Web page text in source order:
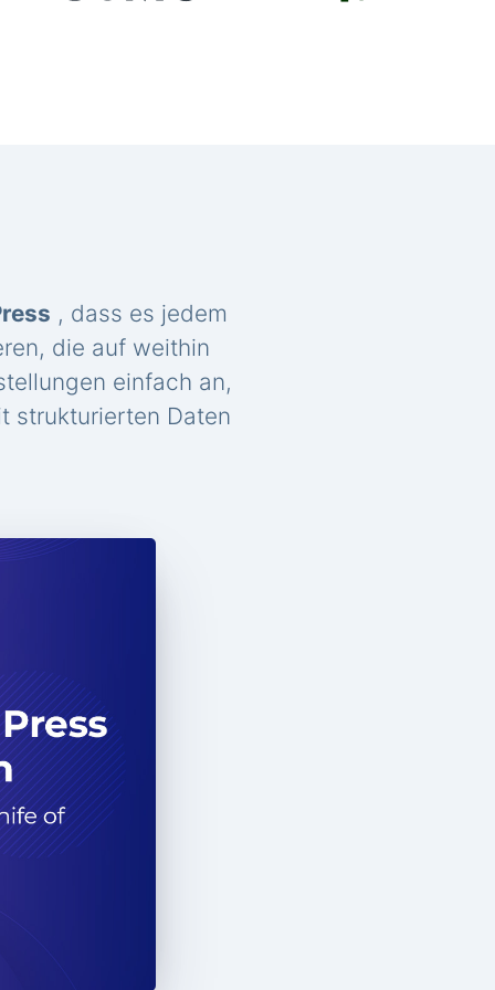
, dass es jedem
die auf weithin
einfach an,
strukturierten Daten